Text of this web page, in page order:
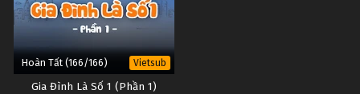
Hoàn Tất (166/166) Vietsub
Gia Đình Là Số 1 (Phần 1)